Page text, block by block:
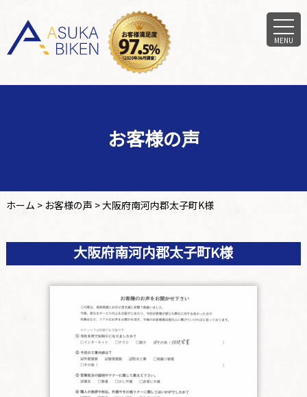
MENU
お客様の声
ホーム > お客様の声 >大阪府南河内郡太子町K様
大阪府南河内郡太子町K様